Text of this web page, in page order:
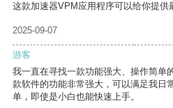
这款加速器VPM应用程序可以给你提供
2025-09-07
游客
我一直在寻找一款功能强大、操作简单
款软件的功能非常强大，可以满足我日
单，即使是小白也能快速上手。